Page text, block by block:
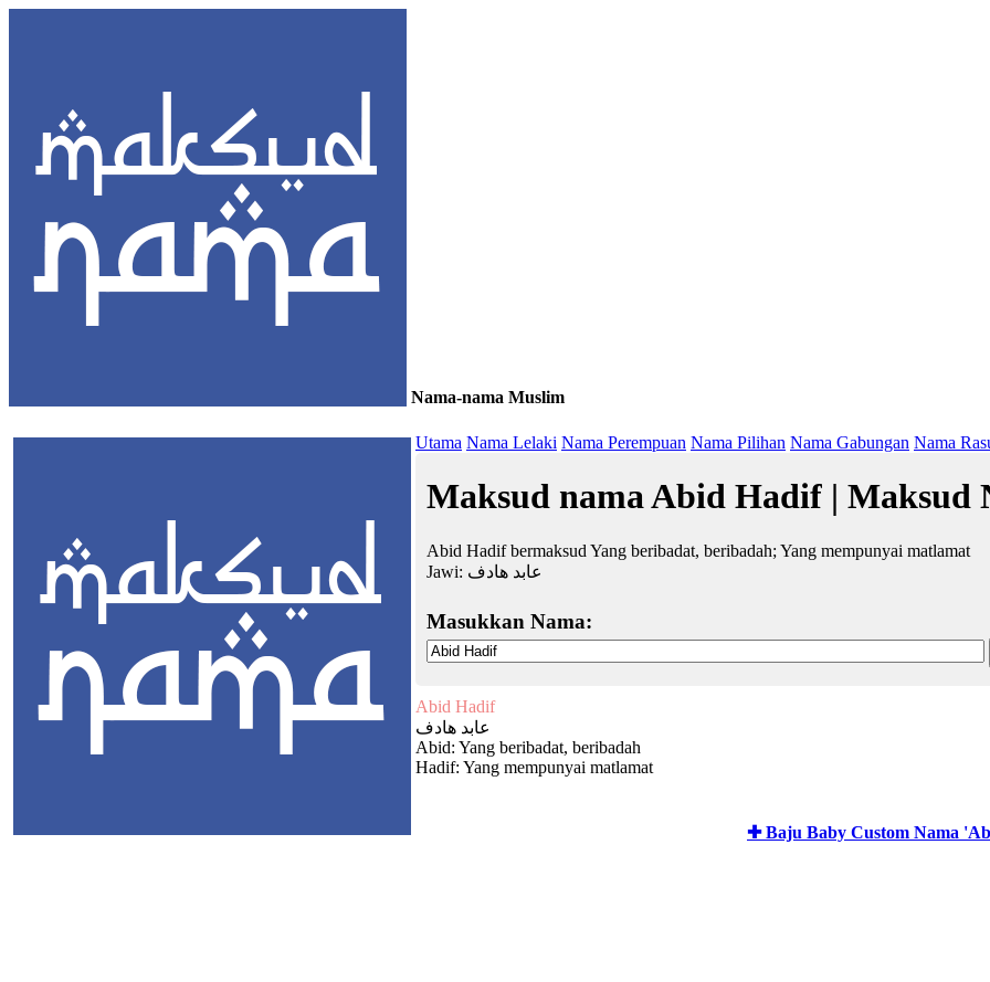
Nama-nama Muslim
Utama Nama Lelaki Nama Perempuan Nama Pilihan Nama Gabungan Nama
Maksud nama Abid Hadif | Maksud
Abid Hadif bermaksud Yang beribadat, beribadah; Yang mempunyai matlamat
Jawi: عابد هادف
Masukkan Nama:
Abid Hadif
عابد هادف
Abid: Yang beribadat, beribadah
Hadif: Yang mempunyai matlamat
✚ Baju Baby Custom Nama